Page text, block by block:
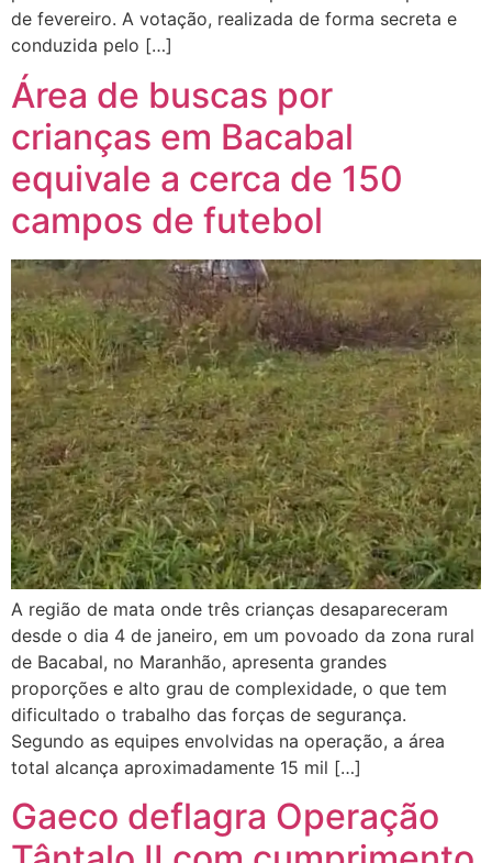
de fevereiro. A votação, realizada de forma secreta e
conduzida pelo […]
Área de buscas por
crianças em Bacabal
equivale a cerca de 150
campos de futebol
A região de mata onde três crianças desapareceram
desde o dia 4 de janeiro, em um povoado da zona rural
de Bacabal, no Maranhão, apresenta grandes
proporções e alto grau de complexidade, o que tem
dificultado o trabalho das forças de segurança.
Segundo as equipes envolvidas na operação, a área
total alcança aproximadamente 15 mil […]
Gaeco deflagra Operação